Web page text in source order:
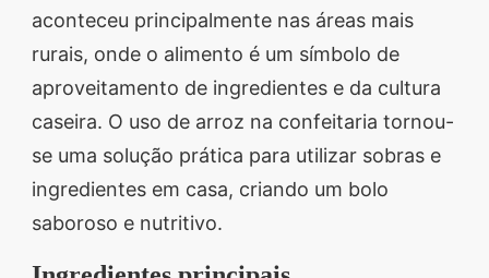
aconteceu principalmente nas áreas mais
rurais, onde o alimento é um símbolo de
aproveitamento de ingredientes e da cultura
caseira. O uso de arroz na confeitaria tornou-
se uma solução prática para utilizar sobras e
ingredientes em casa, criando um bolo
saboroso e nutritivo.